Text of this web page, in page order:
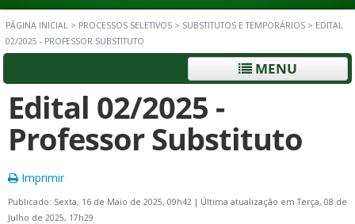
PÁGINA INICIAL > PROCESSOS SELETIVOS > SUBSTITUTOS E TEMPORÁRIOS > EDITAL
02/2025 - PROFESSOR SUBSTITUTO
MENU
Edital 02/2025 -
Professor Substituto
Imprimir
Publicado: Sexta, 16 de Maio de 2025, 09h42 | Última atualização em Terça, 08 de
Julho de 2025, 17h29